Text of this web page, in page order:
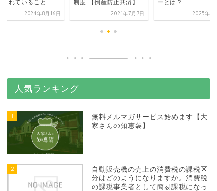
されていること
2024年8月16日
制度 【倒産防止共済】...
2021年7月7日
ーとは？
2025年5
人気ランキング
1
無料メルマガサービス始めます【大
家さんの知恵袋】
2
自動販売機の売上の消費税の課税区
分はどのようになりますか。消費税
の課税事業者として簡易課税になっ